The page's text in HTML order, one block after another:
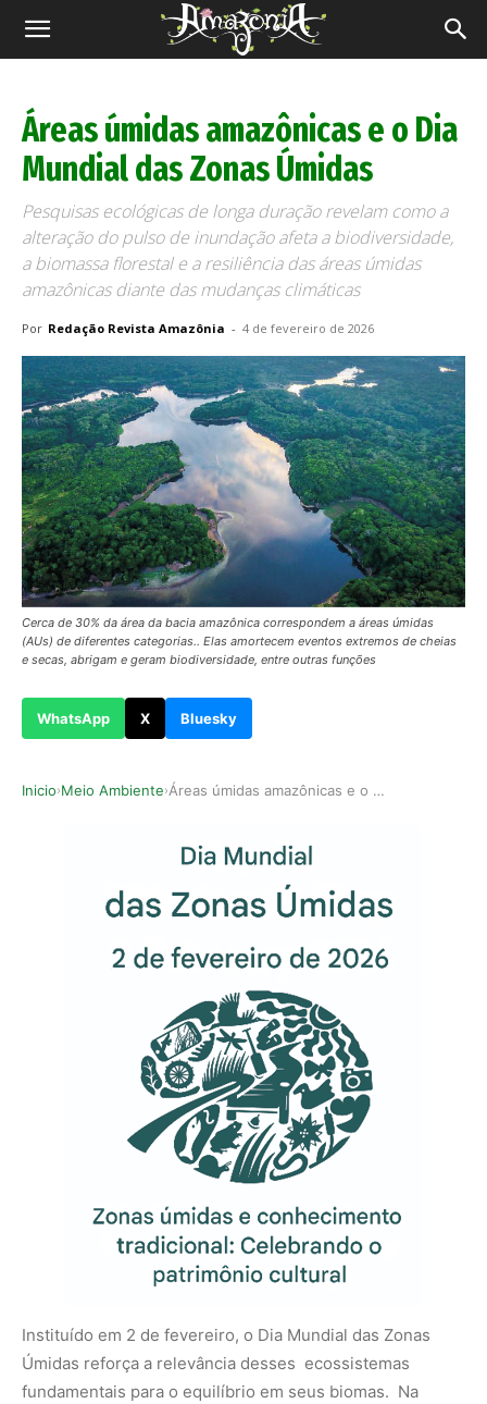
Revista
Áreas úmidas amazônicas e o Dia
Mundial das Zonas Úmidas
Pesquisas ecológicas de longa duração revelam como a
alteração do pulso de inundação afeta a biodiversidade,
a biomassa florestal e a resiliência das áreas úmidas
amazônicas diante das mudanças climáticas
Por Redação Revista Amazônia - 4 de fevereiro de 2026
Cerca de 30% da área da bacia amazônica correspondem a áreas úmidas
(AUs) de diferentes categorias.. Elas amortecem eventos extremos de cheias
e secas, abrigam e geram biodiversidade, entre outras funções
WhatsApp X Bluesky
Inicio›Meio Ambiente› Áreas úmidas amazônicas e o Dia Mundial das Zon…
Instituído em 2 de fevereiro, o Dia Mundial das Zonas
Úmidas reforça a relevância desses ecossistemas
fundamentais para o equilíbrio em seus biomas. Na